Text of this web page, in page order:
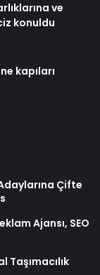
ve
konuldu
kapıları
Çifte
Ajansı, SEO
Taşımacılık